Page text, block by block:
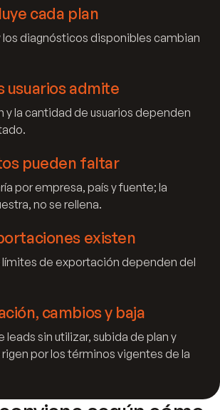
cada plan
los diagnósticos disponibles cambian
usuarios admite
y la cantidad de usuarios dependen
pueden faltar
por empresa, país y fuente; la
no se rellena.
existen
límites de exportación dependen del
cambios y baja
leads sin utilizar, subida de plan y
por los términos vigentes de la